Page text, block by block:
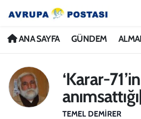
ANA SAYFA GÜNDEM
‘Karar-71’in
TEMEL DEMIRER
ANA SAYFA
ALMANYA
Nöbetçi Eczaneler
İstanbul Namaz Vakitleri
Trafik Durumu